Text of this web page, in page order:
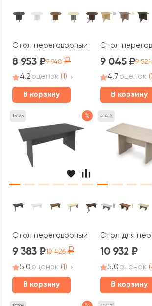
Стол переговорный 1100x755 Рива /
8 953 9 948
4.2оценок (1)
В корзину
Стол
9 045 9 521
4.7оценок
В корзину
15125 %
Стол переговорный 1800x900x755
9 383 10 426
5.0оценок (1)
В корзину
41416
Стол для
10 932
5.0оценок
В корзину